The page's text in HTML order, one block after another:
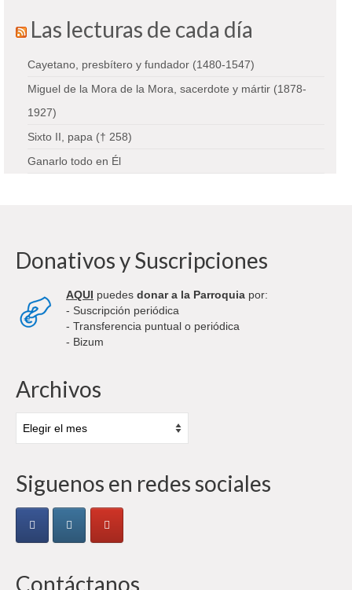
Las lecturas de cada día
Cayetano, presbítero y fundador (1480-1547)
Miguel de la Mora de la Mora, sacerdote y mártir (1878-
1927)
Sixto II, papa († 258)
Ganarlo todo en Él
Donativos y Suscripciones
AQUI puedes donar a la Parroquia por:
- Suscripción periódica
- Transferencia puntual o periódica
- Bizum
Archivos
Siguenos en redes sociales
Contáctanos